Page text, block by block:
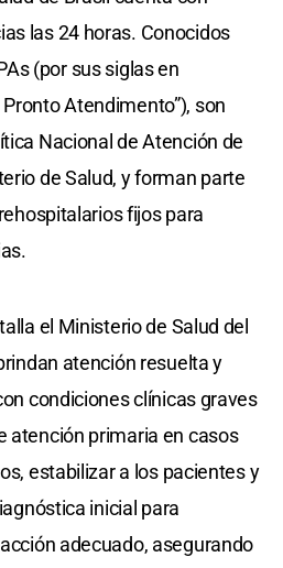
las 24 horas. Conocidos
(por sus siglas en
Atendimento”), son
Nacional de Atención de
de Salud, y forman parte
fijos para
el Ministerio de Salud del
atención resuelta y
condiciones clínicas graves
atención primaria en casos
estabilizar a los pacientes y
inicial para
adecuado, asegurando